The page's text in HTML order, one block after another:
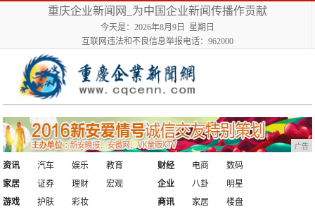
重庆企业新闻网_为中国企业新闻传播作贡献
今天是：2026年8月9日 星期日
互联网违法和不良信息举报电话：962000
广告
资讯 汽车 娱乐
教育
家居
证券 理财 宏观
财经 电商
数码
企业
八卦
明星
游戏
护肤
彩妆
商讯 家居
楼盘